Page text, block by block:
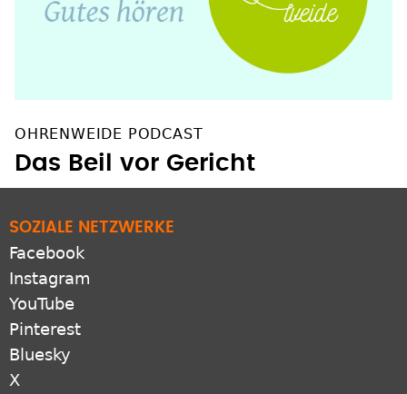
OHRENWEIDE PODCAST
Das Beil vor Gericht
SOZIALE NETZWERKE
Facebook
Instagram
YouTube
Pinterest
Bluesky
X